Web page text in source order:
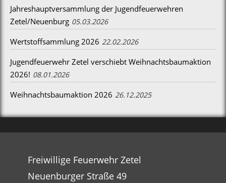
Jahreshauptversammlung der Jugendfeuerwehren
Zetel/Neuenburg 05.03.2026
Wertstoffsammlung 2026 22.02.2026
Jugendfeuerwehr Zetel verschiebt Weihnachtsbaumaktion
2026! 08.01.2026
Weihnachtsbaumaktion 2026 26.12.2025
Freiwillige Feuerwehr Zetel
Neuenburger Straße 49